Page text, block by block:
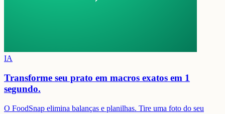
IA
Transforme seu prato em macros exatos em 1
segundo.
O FoodSnap elimina balanças e planilhas. Tire uma foto do seu